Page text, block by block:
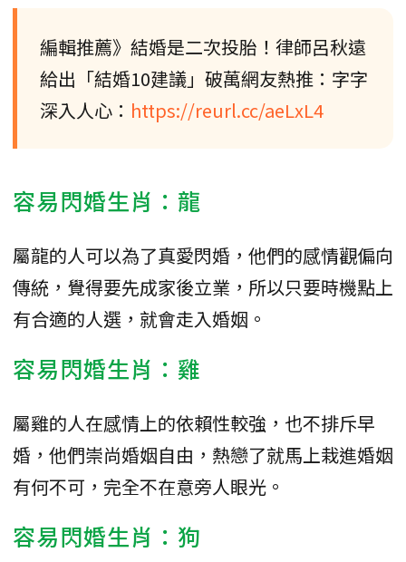
編輯推薦》結婚是二次投胎！律師呂秋遠
給出「結婚10建議」破萬網友熱推：字字
深入人心： https://reurl.cc/aeLxL4
容易閃婚生肖：龍
屬龍的人可以為了真愛閃婚，他們的感情觀偏向
傳統，覺得要先成家後立業，所以只要時機點上
有合適的人選，就會走入婚姻。
容易閃婚生肖：雞
屬雞的人在感情上的依賴性較強，也不排斥早
婚，他們崇尚婚姻自由，熱戀了就馬上栽進婚姻
有何不可，完全不在意旁人眼光。
容易閃婚生肖：狗